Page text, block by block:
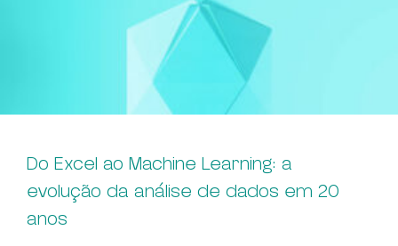
Do Excel ao Machine Learning: a
evolução da análise de dados em 20
anos